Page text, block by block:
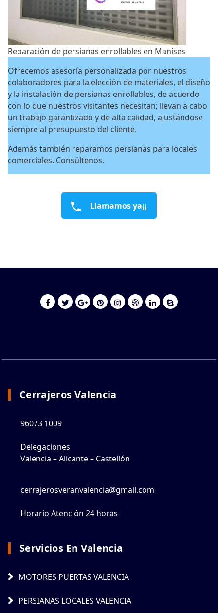
Reparación de persianas enrollables en Maníses
Ofrecemos asesoría personalizada por nuestros
colaboradores para la elección de materiales, el diseño
y la instalación de persianas enrollables, de acuerdo
con lo que nuestros visitantes necesitan; llevan a cabo
un trabajo garantizado y de alta calidad, ajustándose
siempre al presupuesto del cliente.
Además también reparamos persianas para locales
comerciales. Consúltenos.
Llamamos ya¡¡
Cerrajeros Valencia
96073 1009
Delegaciones
Valencia – Alicante – Castellón
cerrajerosveranvalencia@gmail.com
Horario Atención 24 horas
Servicios En Valencia
MOTORES PUERTAS VALENCIA
PERSIANAS LOCALES VALENCIA